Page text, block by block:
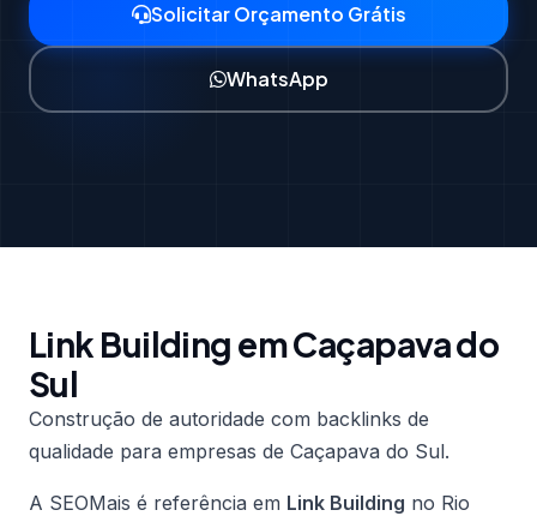
Solicitar Orçamento Grátis
WhatsApp
Link Building em Caçapava do
Sul
Construção de autoridade com backlinks de
qualidade para empresas de Caçapava do Sul.
A SEOMais é referência em Link Building no Rio